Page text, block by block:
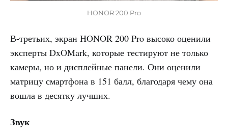
HONOR 200 Pro
В-третьих, экран HONOR 200 Pro высоко оценили
эксперты DxOMark, которые тестируют не только
камеры, но и дисплейные панели. Они оценили
матрицу смартфона в 151 балл, благодаря чему она
вошла в десятку лучших.
Звук